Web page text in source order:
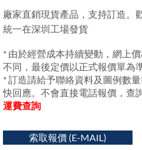
廠家直銷現貨產品，支持訂造。
統一在深圳工場發貨
* 由於經營成本持續變動，網上
不同，最後定價以正式報價單為準
* 訂造請給予聯絡資料及圖例數
快回應。不會直接電話報價，查
運費查詢
索取報價 (E-MAIL)